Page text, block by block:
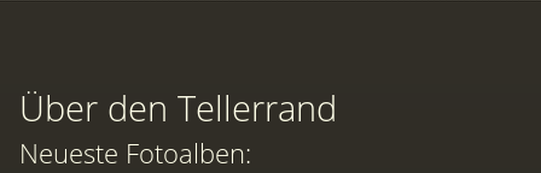
Über den Tellerrand
Neueste Fotoalben: